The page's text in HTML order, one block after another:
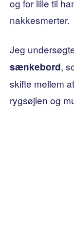
og for lille til
nakkesmerter.
Jeg
sænkebord,
skifte mellem
rygsøjlen og